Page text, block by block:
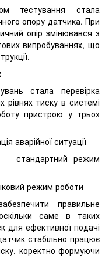
тестування стала
опору датчика. При
опір змінювався з
випробуваннях, що
стала перевірка
тиску в системі
пристрою у трьох
аварійної ситуації
стандартний режим
режим роботи
правильне
саме в таких
для ефективної подачі
стабільно працює
коректно формуючи